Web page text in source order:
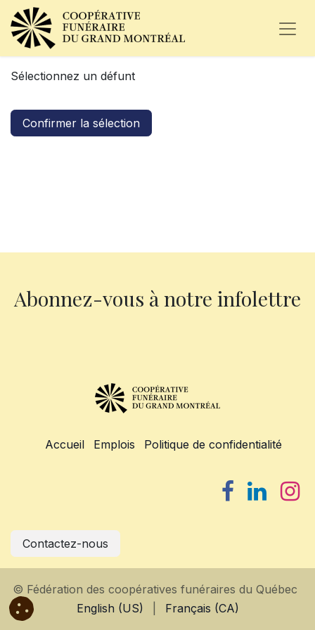
Sélectionnez un défunt
Confirmer la sélection
Abonnez-vous à notre infolettre
Accueil Emplois Politique de confidentialité
Contactez-nous
© Fédération des coopératives funéraires du Québec
English (US)
Français (CA)